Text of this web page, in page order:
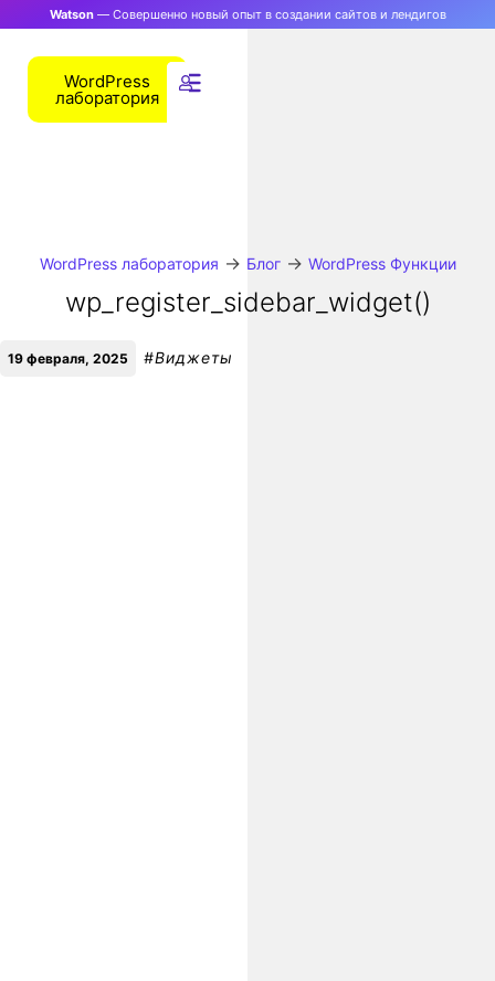
Watson— Совершенно новый опыт в создании сайтов и лендигов
WordPress
лаборатория
WordPress лаборатория → Блог→ WordPress Функции
wp_register_sidebar_widget()
19 февраля, 2025 #Виджеты